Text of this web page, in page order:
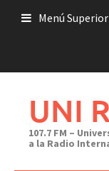
Menú Superior
UNI
107.7 FM –
a la Radio